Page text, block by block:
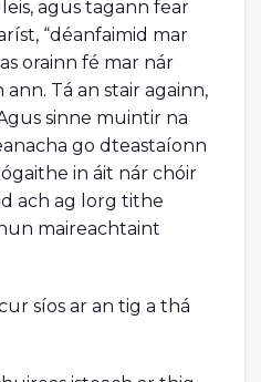
agus tagann fear
“déanfaimid mar
orainn fé mar nár
Tá an stair againn,
sinne muintir na
go dteastaíonn
in áit nár chóir
ach ag lorg tithe
maireachtaint
síos ar an tig a thá